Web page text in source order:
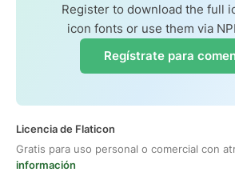
Register to download the full
icon fonts or use them via
Regístrate para
Licencia de Flaticon
Gratis para uso personal o comercial con
información